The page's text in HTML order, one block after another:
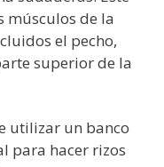
de la
el pecho,
superior de la
utilizar un banco
para hacer rizos